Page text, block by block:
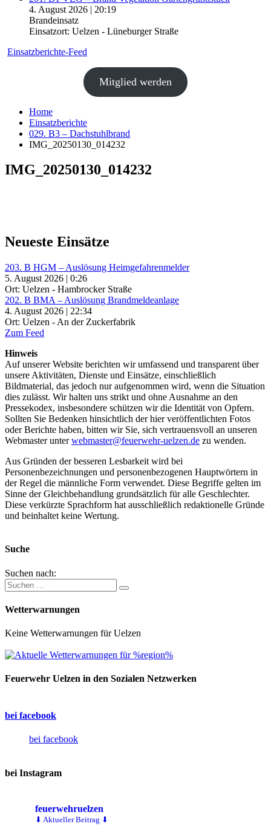
4. August 2026 | 20:19
Brandeinsatz
Einsatzort: Uelzen - Lüneburger Straße
Einsatzberichte-Feed
Mitglied werden
Home
Einsatzberichte
029. B3 – Dachstuhlbrand
IMG_20250130_014232
IMG_20250130_014232
Neueste Einsätze
203. B HGM – Auslösung Heimgefahrenmelder
5. August 2026 | 0:26
Ort: Uelzen - Hambrocker Straße
202. B BMA – Auslösung Brandmeldeanlage
4. August 2026 | 22:34
Ort: Uelzen - An der Zuckerfabrik
Zum Feed
Hinweis
Auf unserer Website berichten wir umfassend und transparent über
unsere Aktivitäten, Dienste und Einsätze, einschließlich
Bildmaterial, das jedoch nur aufgenommen wird, wenn die Situation
dies zulässt. Wir halten uns strikt und ohne Ausnahme an den
Pressekodex, insbesondere schützen wir die Identität von Opfern.
Sollten Sie Bedenken hinsichtlich der hier veröffentlichten Fotos
oder Berichte haben, bitten wir Sie, sich vertrauensvoll an unseren
Webmaster unterwebmaster@feuerwehr-uelzen.de zu wenden.
Aus Gründen der besseren Lesbarkeit wird bei
Personenbezeichnungen und personenbezogenen Hauptwörtern in
der Regel die männliche Form verwendet. Diese Begriffe gelten im
Sinne der Gleichbehandlung grundsätzlich für alle Geschlechter.
Diese verkürzte Sprachform hat ausschließlich redaktionelle Gründe
und beinhaltet keine Wertung.
Suche
Suchen nach:
Wetterwarnungen
Keine Wetterwarnungen für Uelzen
Feuerwehr Uelzen in den Sozialen Netzwerken
bei facebook
bei facebook
bei Instagram
feuerwehruelzen
⬇ Aktueller Beitrag ⬇